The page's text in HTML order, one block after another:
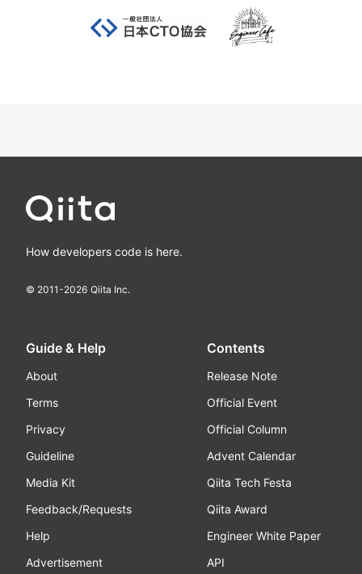
How developers code is here.
© 2011-2026 Qiita Inc.
Guide & Help
About
Terms
Privacy
Guideline
Media Kit
Feedback/Requests
Help
Advertisement
Contents
Release Note
Official Event
Official Column
Advent Calendar
Qiita Tech Festa
Qiita Award
Engineer White Paper
API